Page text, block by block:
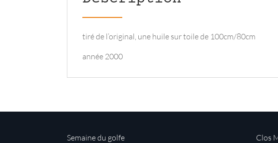
tiré de l’original, une huile sur toile de 100cm/80cm
année 2000
Semaine du golfe
Clos